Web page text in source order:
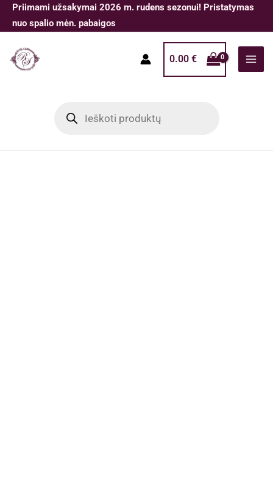
Pereiti
prie
Priimami užsakymai 2026 m. rudens sezonui! Pristatymas
nuo spalio mėn. pabaigos
0.00 €
search